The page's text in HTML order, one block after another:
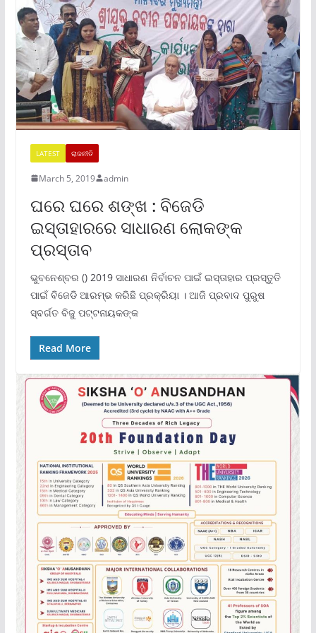
LATEST ରାଜନୀତି
March 5, 2019 admin
ଘରେ ଘରେ ଶଙ୍ଖ : ବିଜେଡି
ଇସ୍ତାହାରରେ ସାଧାରଣ ଲୋକଙ୍କ
ପ୍ରସ୍ତାବ
ଭୁବନେଶ୍ବର () 2019 ସାଧାରଣ ନିର୍ବାଚନ ପାଇଁ ଇସ୍ତାହାର ପ୍ରସ୍ତୁତି
ପାଇଁ ବିଜେଡି ଆରମ୍ଭ କରିଛି ପ୍ରକ୍ରିୟା । ଆଜି ପ୍ରବାଦ ପୁରୁଷ
ସ୍ବର୍ଗତ ବିଜୁ ପଟ୍ଟନାୟକଙ୍କ
Read More